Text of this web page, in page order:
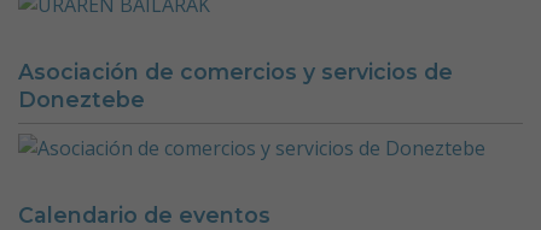
Asociación de comercios y servicios de
Doneztebe
Calendario de eventos